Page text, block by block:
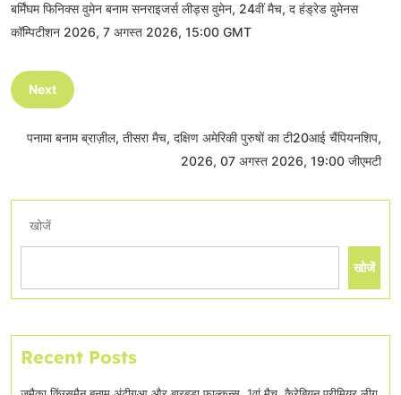
बर्मिंघम फिनिक्स वुमेन बनाम सनराइजर्स लीड्स वुमेन, 24वीं मैच, द हंड्रेड वुमेनस
कॉम्पिटीशन 2026, 7 अगस्त 2026, 15:00 GMT
Next
पनामा बनाम ब्राज़ील, तीसरा मैच, दक्षिण अमेरिकी पुरुषों का टी20आई चैंपियनशिप,
2026, 07 अगस्त 2026, 19:00 जीएमटी
खोजें
खोजें
Recent Posts